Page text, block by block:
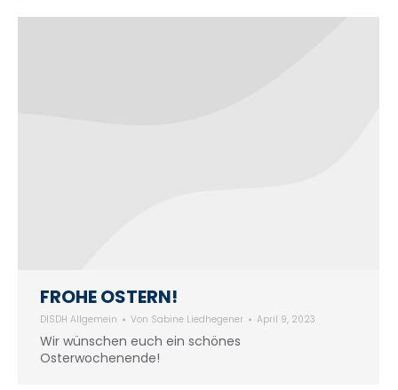
FROHE OSTERN!
DISDH Allgemein Von Sabine Liedhegener April 9, 2023
Wir wünschen euch ein schönes
Osterwochenende!